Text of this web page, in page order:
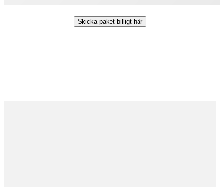
Skicka paket billigt här